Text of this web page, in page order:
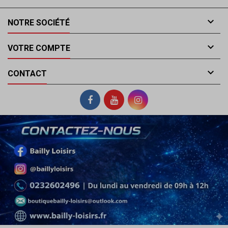
NOTRE SOCIÉTÉ 
VOTRE COMPTE 
CONTACT 